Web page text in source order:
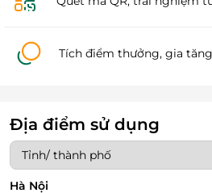
Tích điểm thưởng, gia
Địa điểm sử dụng
Hà Nội